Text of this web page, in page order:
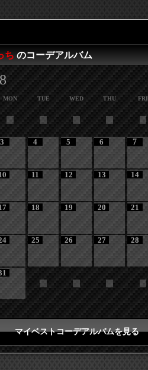
ち のコーデアルバム
MON TUE WED THU FRI
3 4 5 6 7
11 12 13 14
18 19 20 21
25 26 27 28
マイベストコーデアルバムを見る